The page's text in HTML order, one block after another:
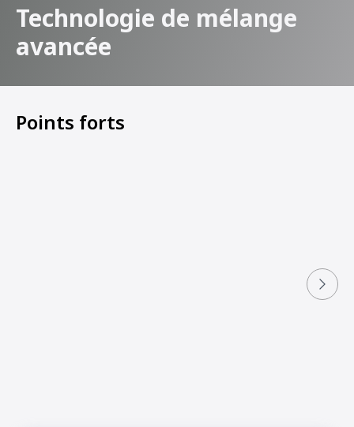
Technologie de mélange
avancée
Points forts